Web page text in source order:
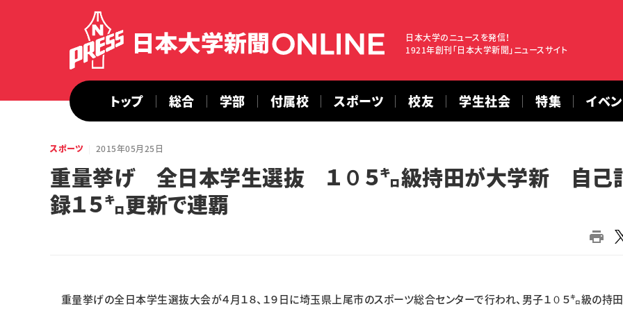
日本大学のニュースを発信！
1921年創刊「日本大学新聞」ニュースサイト
トップ 総合 学部 付属校 スポーツ 校友 学生社会 特集 イベ
スポーツ 2015年05月25日
重量挙げ 全日本学生選抜 １０５㌔級持田が大学新 自己
録１５㌔更新で連覇
重量挙げの全日本学生選抜大会が４月１８、１９日に埼玉県上尾市のスポーツ総合センターで行われ、男子１０５㌔級の持